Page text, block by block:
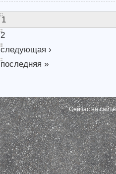
1
2
следующая ›
последняя »
Сейчас на